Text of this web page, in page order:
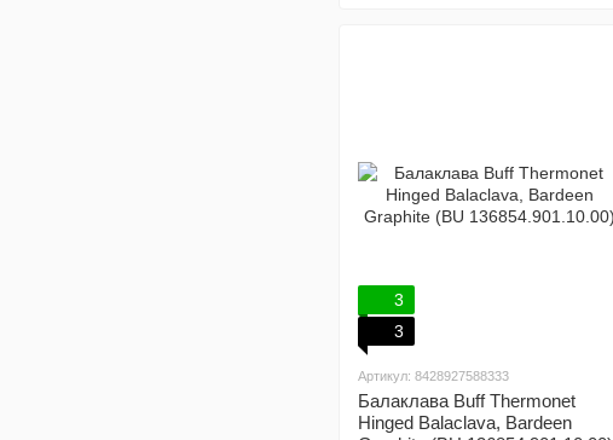
3
3
Артикул: 8428927588333
Балаклава Buff Thermonet
Hinged Balaclava, Bardeen